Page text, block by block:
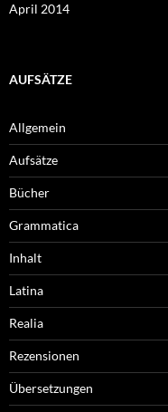
April 2014
AUFSÄTZE
Allgemein
Aufsätze
Bücher
Grammatica
Inhalt
Latina
Realia
Rezensionen
Übersetzungen